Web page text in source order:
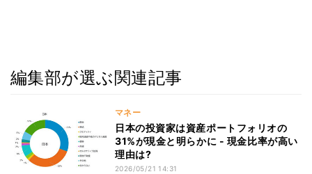
編集部が選ぶ関連記事
マネー
日本の投資家は資産ポートフォリオの
31%が現金と明らかに - 現金比率が高い
理由は?
2026/05/21 14:31